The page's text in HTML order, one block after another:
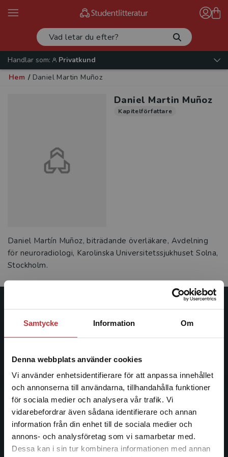
Samtycke Information Om
Denna webbplats använder cookies
Vi använder enhetsidentifierare för att anpassa innehållet
och annonserna till användarna, tillhandahålla funktioner
för sociala medier och analysera vår trafik. Vi
vidarebefordrar även sådana identifierare och annan
information från din enhet till de sociala medier och
annons- och analysföretag som vi samarbetar med.
Dessa kan i sin tur kombinera informationen med annan
Begränsad fraktregion
Handlar som:
Privatkund
Hem / Daniel Martin Muñoz
Daniel Martin Muñoz
Kapitelförfattare
Daniel Martín Muñoz, biträdande överläkare, Avdelning
för neuroradiologi, Karolinska Universitetssjukhuset Solna,
Stockholm.
Studentlitteratur
Studentlitteratur grundades 1963 och är idag Sveriges
facklitteratur, utbildningar och digitala
informationstjänster i utbudet, finns Studentlitteratur med
längs hela kunskapsresan.
Kontakta oss
Kontakta oss